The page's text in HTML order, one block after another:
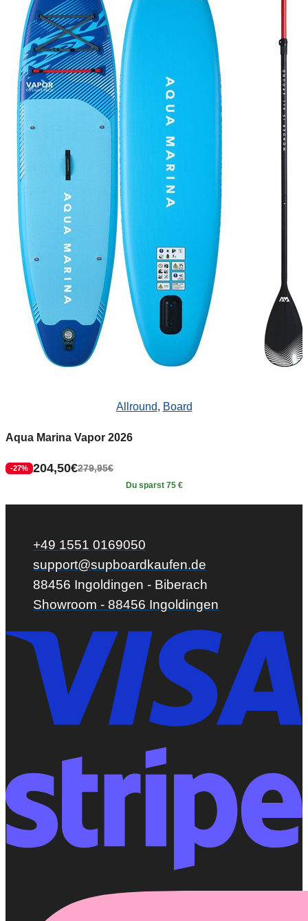
Allround, Board
Aqua Marina Vapor 2026
-27% 279,95€
204,50€
Du sparst 75 €
+49 1551 0169050
support@supboardkaufen.de
88456 Ingoldingen - Biberach
Showroom - 88456 Ingoldingen